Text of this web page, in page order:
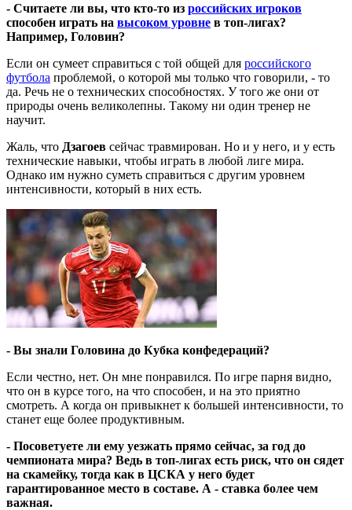
- Считаете ли вы, что кто-то из российских игроков
способен играть на высоком уровне в топ-лигах?
Например, Головин?
Если он сумеет справиться с той общей для российского
футбола проблемой, о которой мы только что говорили, - то
да. Речь не о технических способностях. У того же они от
природы очень великолепны. Такому ни один тренер не
научит.
Жаль, что Дзагоев сейчас травмирован. Но и у него, и у есть
технические навыки, чтобы играть в любой лиге мира.
Однако им нужно суметь справиться с другим уровнем
интенсивности, который в них есть.
- Вы знали Головина до Кубка конфедераций?
Если честно, нет. Он мне понравился. По игре парня видно,
что он в курсе того, на что способен, и на это приятно
смотреть. А когда он привыкнет к большей интенсивности, то
станет еще более продуктивным.
- Посоветуете ли ему уезжать прямо сейчас, за год до
чемпионата мира? Ведь в топ-лигах есть риск, что он сядет
на скамейку, тогда как в ЦСКА у него будет
гарантированное место в составе. А - ставка более чем
важная.